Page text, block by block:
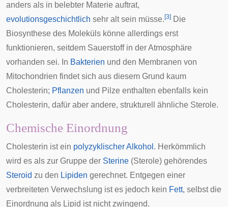
anders als in belebter Materie auftrat,
evolutionsgeschichtlich sehr alt sein müsse. [3] Die
Biosynthese des Moleküls könne allerdings erst
funktionieren, seitdem Sauerstoff in der Atmosphäre
vorhanden sei. In Bakterien und den Membranen von
Mitochondrien findet sich aus diesem Grund kaum
Cholesterin; Pflanzen und Pilze enthalten ebenfalls kein
Cholesterin, dafür aber andere, strukturell ähnliche Sterole.
Chemische Einordnung
Cholesterin ist ein polyzyklischerAlkohol . Herkömmlich
wird es als zur Gruppe der Sterine (Sterole) gehörendes
Steroid zu den Lipiden gerechnet. Entgegen einer
verbreiteten Verwechslung ist es jedoch kein Fett, selbst die
Einordnung als Lipid ist nicht zwingend.